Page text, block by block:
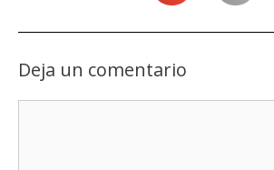
Deja un comentario